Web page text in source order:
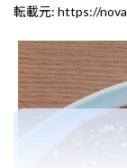
転載元: https://